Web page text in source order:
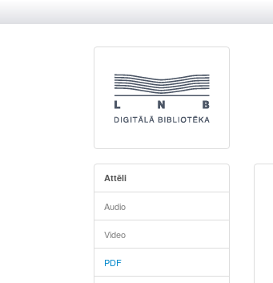
Attēli
Audio
Video
PDF